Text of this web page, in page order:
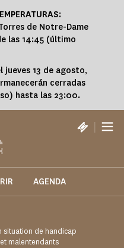
:
de Notre-Dame
las 14:45 (último
jueves 13 de agosto,
cerradas
hasta las 23:00.
|
AGENDA
situation de handicap
malentendants